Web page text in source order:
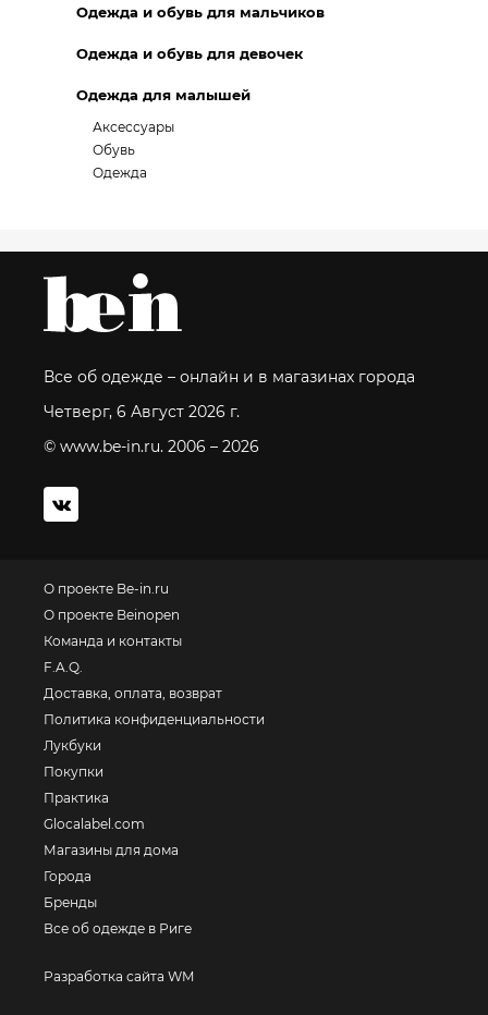
Одежда и обувь для мальчиков
Одежда и обувь для девочек
Одежда для малышей
Аксессуары
Обувь
Одежда
Все об одежде – онлайн и в магазинах города
Четверг, 6 Август 2026 г.
© www.be-in.ru. 2006 – 2026
О проекте Be-in.ru
О проекте Beinopen
Команда и контакты
F.A.Q.
Доставка, оплата, возврат
Политика конфиденциальности
Лукбуки
Покупки
Практика
Glocalabel.com
Магазины для дома
Города
Бренды
Все об одежде в Риге
Разработка сайта WM